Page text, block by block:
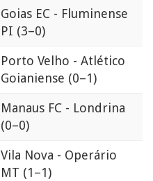
Goias EC - Fluminense
PI (3–0)
Porto Velho - Atlético
Goianiense (0–1)
Manaus FC - Londrina
(0–0)
Vila Nova - Operário
MT (1–1)